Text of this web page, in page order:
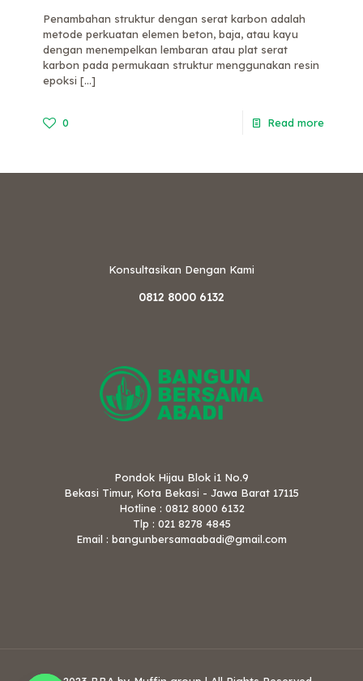
Penambahan struktur dengan serat karbon adalah
metode perkuatan elemen beton, baja, atau kayu
dengan menempelkan lembaran atau plat serat
karbon pada permukaan struktur menggunakan resin
epoksi […]
0 Read more
Konsultasikan Dengan Kami
0812 8000 6132
Pondok Hijau Blok i1 No.9
Bekasi Timur, Kota Bekasi - Jawa Barat 17115
Hotline : 0812 8000 6132
Tlp : 021 8278 4845
Email : bangunbersamaabadi@gmail.com